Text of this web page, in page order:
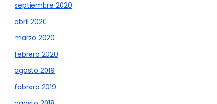
septiembre 2020
abril 2020
marzo 2020
febrero 2020
agosto 2019
febrero 2019